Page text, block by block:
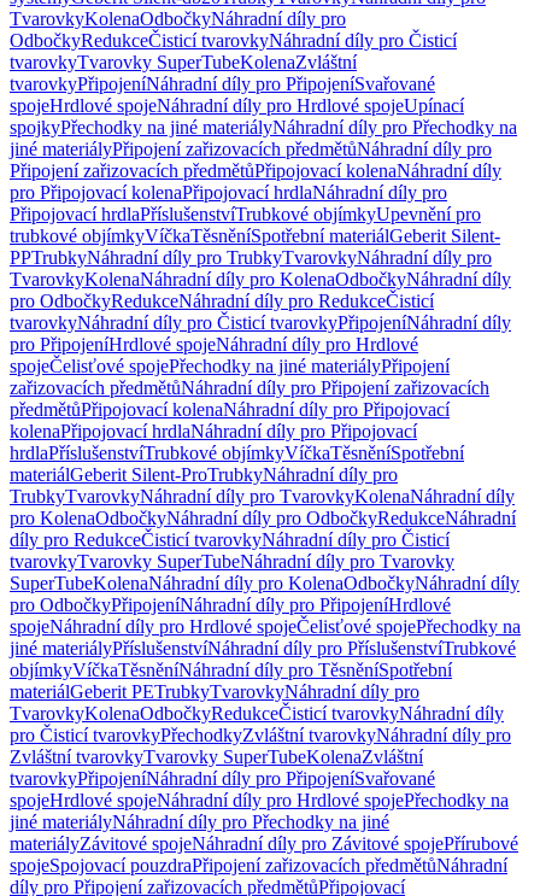
TvarovkyKolenaOdbočkyNáhradní díly pro
OdbočkyRedukceČisticí tvarovkyNáhradní díly pro Čisticí
tvarovkyTvarovky SuperTubeKolenaZvláštní
tvarovkyPřipojeníNáhradní díly pro PřipojeníSvařované
spojeHrdlové spojeNáhradní díly pro Hrdlové spojeUpínací
spojkyPřechodky na jiné materiályNáhradní díly pro Přechodky na
jiné materiályPřipojení zařizovacích předmětůNáhradní díly pro
Připojení zařizovacích předmětůPřipojovací kolenaNáhradní díly
pro Připojovací kolenaPřipojovací hrdlaNáhradní díly pro
Připojovací hrdlaPříslušenstvíTrubkové objímkyUpevnění pro
trubkové objímkyVíčkaTěsněníSpotřební materiálGeberit Silent-
PPTrubkyNáhradní díly pro TrubkyTvarovkyNáhradní díly pro
TvarovkyKolenaNáhradní díly pro KolenaOdbočkyNáhradní díly
pro OdbočkyRedukceNáhradní díly pro RedukceČisticí
tvarovkyNáhradní díly pro Čisticí tvarovkyPřipojeníNáhradní díly
pro PřipojeníHrdlové spojeNáhradní díly pro Hrdlové
spojeČelisťové spojePřechodky na jiné materiályPřipojení
zařizovacích předmětůNáhradní díly pro Připojení zařizovacích
předmětůPřipojovací kolenaNáhradní díly pro Připojovací
kolenaPřipojovací hrdlaNáhradní díly pro Připojovací
hrdlaPříslušenstvíTrubkové objímkyVíčkaTěsněníSpotřební
materiálGeberit Silent-ProTrubkyNáhradní díly pro
TrubkyTvarovkyNáhradní díly pro TvarovkyKolenaNáhradní díly
pro KolenaOdbočkyNáhradní díly pro OdbočkyRedukceNáhradní
díly pro RedukceČisticí tvarovkyNáhradní díly pro Čisticí
tvarovkyTvarovky SuperTubeNáhradní díly pro Tvarovky
SuperTubeKolenaNáhradní díly pro KolenaOdbočkyNáhradní díly
pro OdbočkyPřipojeníNáhradní díly pro PřipojeníHrdlové
spojeNáhradní díly pro Hrdlové spojeČelisťové spojePřechodky na
jiné materiályPříslušenstvíNáhradní díly pro PříslušenstvíTrubkové
objímkyVíčkaTěsněníNáhradní díly pro TěsněníSpotřební
materiálGeberit PETrubkyTvarovkyNáhradní díly pro
TvarovkyKolenaOdbočkyRedukceČisticí tvarovkyNáhradní díly
pro Čisticí tvarovkyPřechodkyZvláštní tvarovkyNáhradní díly pro
Zvláštní tvarovkyTvarovky SuperTubeKolenaZvláštní
tvarovkyPřipojeníNáhradní díly pro PřipojeníSvařované
spojeHrdlové spojeNáhradní díly pro Hrdlové spojePřechodky na
jiné materiályNáhradní díly pro Přechodky na jiné
materiályZávitové spojeNáhradní díly pro Závitové spojePřírubové
spojeSpojovací pouzdraPřipojení zařizovacích předmětůNáhradní
díly pro Připojení zařizovacích předmětůPřipojovací